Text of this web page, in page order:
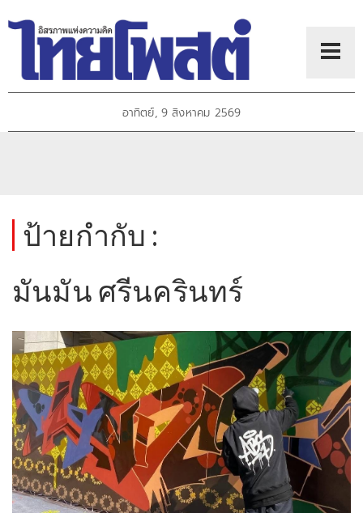
อาทิตย์, 9 สิงหาคม 2569
ป้ายกำกับ :
มันมัน ศรีนครินทร์